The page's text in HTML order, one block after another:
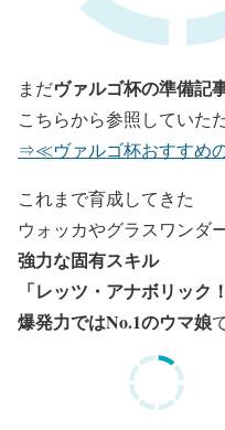
まだヴァルゴ杯の準備記
こちらから参照していた
⇒≪ヴァルゴ杯おすすめ
これまで育成してきた
ウォッカやグラスワンダ
強力な固有スキル
「レッツ・アナボリック
爆発力ではNo.1のウマ娘